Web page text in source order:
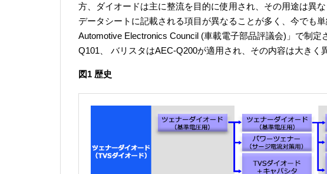
方、ダイオードは主に整流を目的に使用され、その用途は異
データシートに記載される項目が異なることが多く、今でも
Automotive Electronics Council (車載電子部品評議会)」で制
Q101、 バリスタはAEC-Q200が適用され、その内容は大きく
図1 歴史